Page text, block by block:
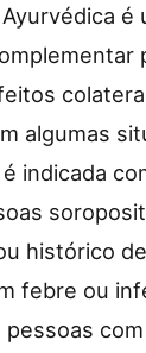
é
algumas
indicada
histórico
febre ou